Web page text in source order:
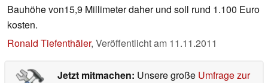
Bauhöhe von15,9 Millimeter daher und soll rund 1.100 Euro
kosten.
Ronald Tiefenthäler, Veröffentlicht am 11.11.2011
Jetzt mitmachen: Unsere große Umfrage zur